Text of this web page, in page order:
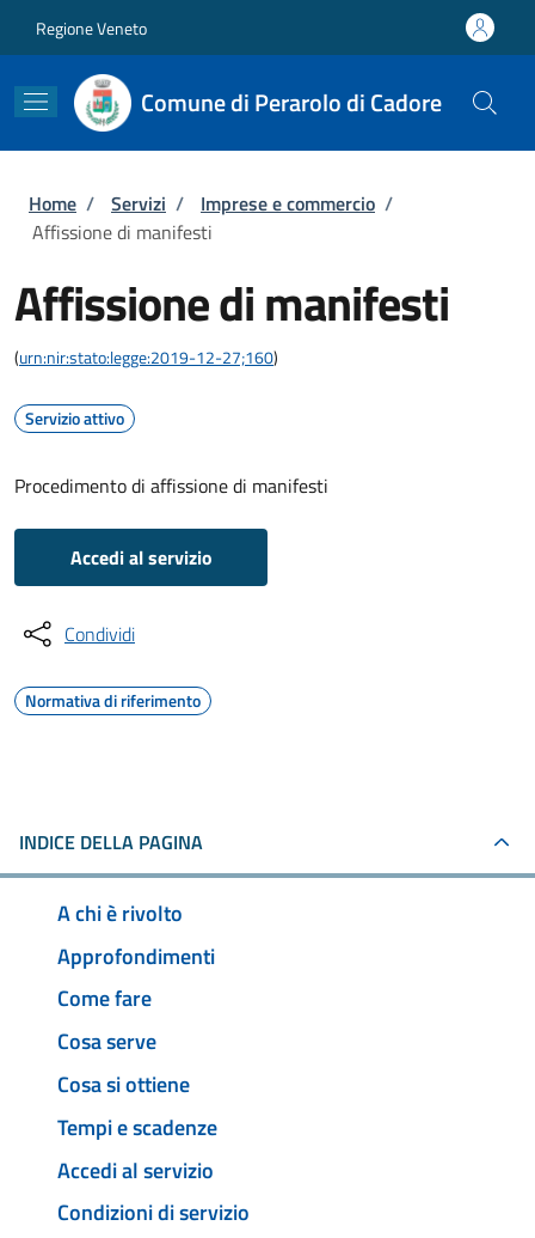
Regione Veneto
Comune di Perarolo di Cadore
Briciole di pane
Home / Servizi / Imprese e commercio /
Affissione di manifesti
Affissione di manifesti
(urn:nir:stato:legge:2019-12-27;160)
Servizio attivo
Procedimento di affissione di manifesti
Accedi al servizio
Condividi
Normativa di riferimento
INDICE DELLA PAGINA
A chi è rivolto
Approfondimenti
Come fare
Cosa serve
Cosa si ottiene
Tempi e scadenze
Accedi al servizio
Condizioni di servizio